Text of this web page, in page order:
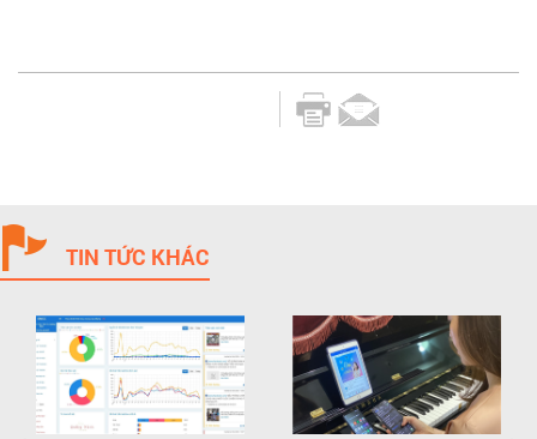
TIN TỨC KHÁC